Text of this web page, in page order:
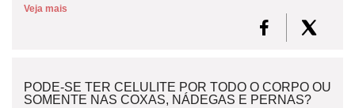
Veja mais
PODE-SE TER CELULITE POR TODO O CORPO OU
SOMENTE NAS COXAS, NÁDEGAS E PERNAS?